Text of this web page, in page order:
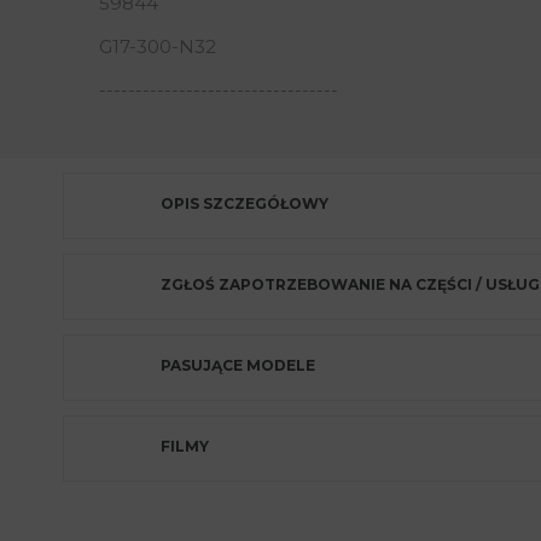
G17-300-N32
---------------------------------
OPIS SZCZEGÓŁOWY
ZGŁOŚ ZAPOTRZEBOWANIE NA CZĘŚCI /
PASUJĄCE MODELE
FILMY